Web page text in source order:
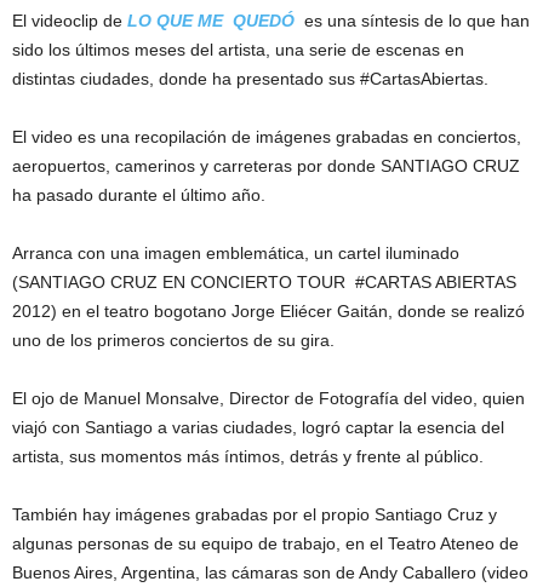
El videoclip de LO QUE ME QUEDÓ es una síntesis de lo que han
sido los últimos meses del artista, una serie de escenas en
distintas ciudades, donde ha presentado sus #CartasAbiertas.
El video es una recopilación de imágenes grabadas en conciertos,
aeropuertos, camerinos y carreteras por donde SANTIAGO CRUZ
ha pasado durante el último año.
Arranca con una imagen emblemática, un cartel iluminado
(SANTIAGO CRUZ EN CONCIERTO TOUR #CARTAS ABIERTAS
2012) en el teatro bogotano Jorge Eliécer Gaitán, donde se realizó
uno de los primeros conciertos de su gira.
El ojo de Manuel Monsalve, Director de Fotografía del video, quien
viajó con Santiago a varias ciudades, logró captar la esencia del
artista, sus momentos más íntimos, detrás y frente al público.
También hay imágenes grabadas por el propio Santiago Cruz y
algunas personas de su equipo de trabajo, en el Teatro Ateneo de
Buenos Aires, Argentina, las cámaras son de Andy Caballero (video